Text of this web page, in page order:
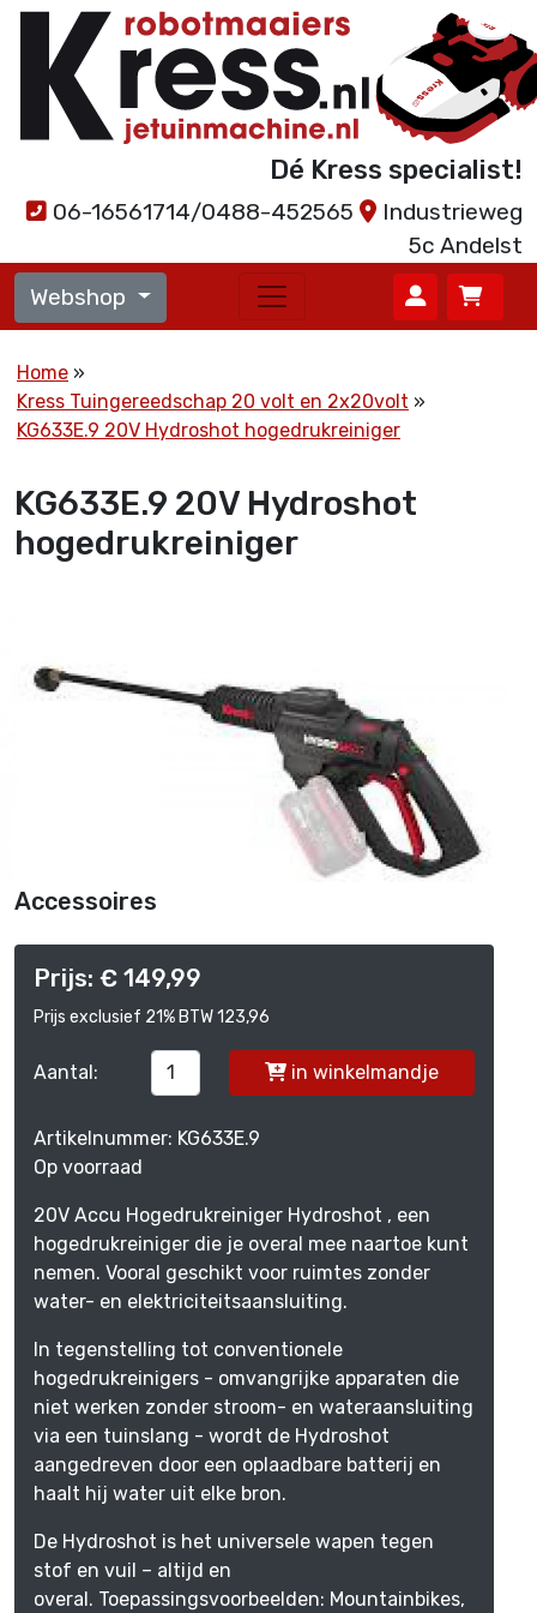
Dé Kress specialist!
06-16561714/0488-452565
Industrieweg
5c Andelst
Webshop
Home
Kress Tuingereedschap 20 volt en 2x20volt
KG633E.9 20V Hydroshot hogedrukreiniger
KG633E.9 20V Hydroshot
hogedrukreiniger
Accessoires
Prijs: € 149,99
Prijs exclusief 21% BTW 123,96
Aantal: in winkelmandje
Artikelnummer: KG633E.9
Op voorraad
20V Accu Hogedrukreiniger Hydroshot , een
hogedrukreiniger die je overal mee naartoe kunt
nemen. Vooral geschikt voor ruimtes zonder
water- en elektriciteitsaansluiting.
In tegenstelling tot conventionele
hogedrukreinigers - omvangrijke apparaten die
niet werken zonder stroom- en wateraansluiting
via een tuinslang - wordt de Hydroshot
aangedreven door een oplaadbare batterij en
haalt hij water uit elke bron.
De Hydroshot is het universele wapen tegen
stof en vuil – altijd en
overal. Toepassingsvoorbeelden: Mountainbikes,